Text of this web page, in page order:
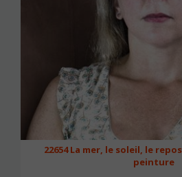
22654 La mer, le soleil, le
peinture